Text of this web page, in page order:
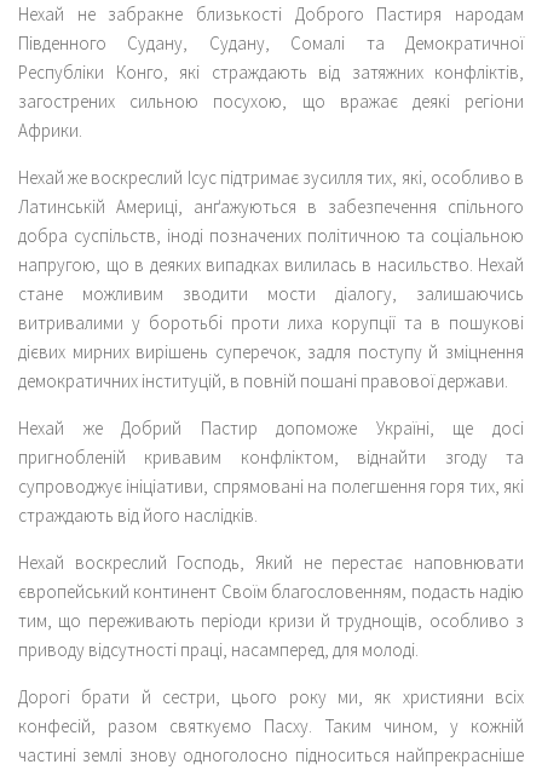
Нехай не забракне близькості Доброго Пастиря народам
Південного Судану, Судану, Сомалі та Демократичної
Республіки Конго, які страждають від затяжних конфліктів,
загострених сильною посухою, що вражає деякі регіони
Африки.
Нехай же воскреслий Ісус підтримає зусилля тих, які, особливо в
Латинській Америці, анґажуються в забезпечення спільного
добра суспільств, іноді позначених політичною та соціальною
напругою, що в деяких випадках вилилась в насильство. Нехай
стане можливим зводити мости діалогу, залишаючись
витривалими у боротьбі проти лиха корупції та в пошукові
дієвих мирних вирішень суперечок, задля поступу й зміцнення
демократичних інституцій, в повній пошані правової держави.
Нехай же Добрий Пастир допоможе Україні, ще досі
пригнобленій кривавим конфліктом, віднайти згоду та
супроводжує ініціативи, спрямовані на полегшення горя тих, які
страждають від його наслідків.
Нехай воскреслий Господь, Який не перестає наповнювати
європейський континент Своїм благословенням, подасть надію
тим, що переживають періоди кризи й труднощів, особливо з
приводу відсутності праці, насамперед, для молоді.
Дорогі брати й сестри, цього року ми, як християни всіх
конфесій, разом святкуємо Пасху. Таким чином, у кожній
частині землі знову одноголосно підноситься найпрекрасніше